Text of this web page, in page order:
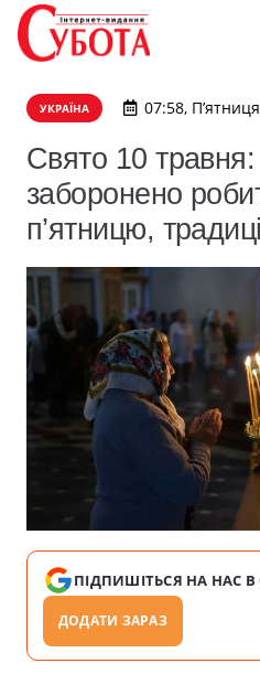
УКРАЇНА 07:58,
Свято 10
заборонено
п’ятницю,
ПІДПИШІТЬСЯ НА НАС В
ДОДАТИ ЗАРАЗ